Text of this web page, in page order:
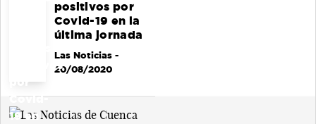
positivos por
Covid-19 en la
última jornada
Las Noticias-
20/08/2020